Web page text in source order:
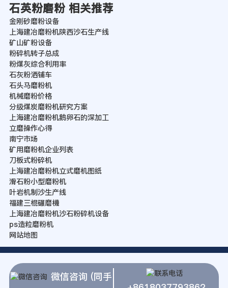
石英粉磨粉 相关推荐
金刚砂磨粉设备
上海建冶磨粉机陕西沙石生产线
矿山矿粉设备
粉碎机转子总成
粉煤灰综合利用率
石灰粉洒铺车
石头马磨粉机
机械磨粉价格
分级煤炭磨粉机研究方案
上海建冶磨粉机鹅卵石的深加工
立磨操作心得
南宁市场
矿用磨粉机企业列表
刀板式粉碎机
上海建冶磨粉机立式磨机图纸
滑石粉小型磨粉机
叶岩机制沙生产线
福建三棍碾磨機
上海建冶磨粉机沙石粉碎机设备
ps造粒磨粉机
网站地图
微信咨询 (同手